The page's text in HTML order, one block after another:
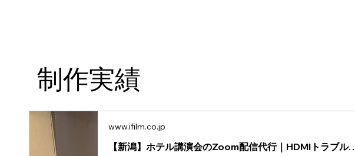
制作実績
www.ifilm.co.jp
【新潟】ホテル講演会のZoom配信代行｜HDMIト